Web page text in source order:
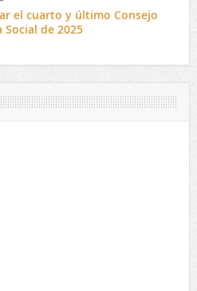
el cuarto y último Consejo
de 2025